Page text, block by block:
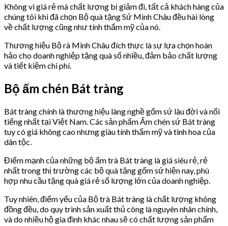
Không vì giá rẻ mà chất lượng bị giảm đi, tất cả khách hàng của
chúng tôi khi đã chọn Bộ quà tặng Sứ Minh Châu đều hài lòng
về chất lượng cũng như tính thẩm mỹ của nó.
Thương hiệu Bộ rà Minh Châu đích thực là sự lựa chọn hoàn
hảo cho doanh nghiệp tặng quà số nhiều, đảm bảo chất lượng
và tiết kiệm chi phí.
Bộ ấm chén Bát tràng
Bát tràng chính là thương hiệu làng nghề gốm sứ lâu đời và nổi
tiếng nhất tại Việt Nam. Các sản phẩm Ấm chén sứ Bát tràng
tuy có giá không cao nhưng giàu tính thẩm mỹ và tinh hoa của
dân tộc.
Điểm mạnh của những bộ ấm trà Bát tràng là giá siêu rẻ, rẻ
nhất trong thị trường các bộ quà tặng gốm sứ hiện nay, phù
hợp nhu cầu tặng quà giá rẻ số lượng lớn của doanh nghiệp.
Tuy nhiên, điểm yếu của Bộ trà Bát tràng là chất lượng không
đồng đều, do quy trình sản xuất thủ công là nguyên nhân chính,
và do nhiều hộ gia đình khác nhau sẽ có chất lượng sản phẩm